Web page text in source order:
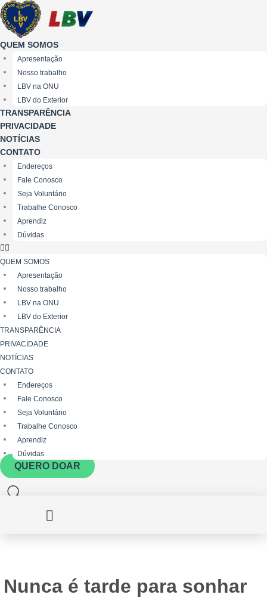
Ir
para
conteúdo
QUEM SOMOS
Apresentação
Nosso trabalho
LBV na ONU
LBV do Exterior
TRANSPARÊNCIA
PRIVACIDADE
NOTÍCIAS
CONTATO
Endereços
Fale Conosco
Seja Voluntário
Trabalhe Conosco
Aprendiz
Dúvidas
QUEM SOMOS
Apresentação
Nosso trabalho
LBV na ONU
LBV do Exterior
TRANSPARÊNCIA
PRIVACIDADE
NOTÍCIAS
CONTATO
Endereços
Fale Conosco
Seja Voluntário
Trabalhe Conosco
Aprendiz
Dúvidas
QUERO DOAR
Nunca é tarde para sonhar